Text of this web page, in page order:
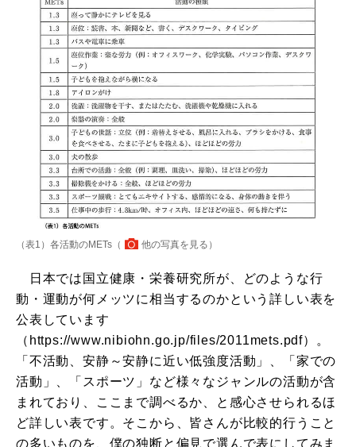
（表1）各活動のMETs（ 他の写真を見る ）
日本では国立健康・栄養研究所が、どのような行
動・運動が何メッツに相当するのかという詳しい表を
公表しています
（https://www.nibiohn.go.jp/files/2011mets.pdf）。
「不活動、安静～安静に近い低強度活動」、「家での
活動」、「スポーツ」など様々なジャンルの活動が含
まれており、ここまで調べるか、と感心させられるほ
ど詳しい表です。そこから、皆さんが比較的行うこと
の多いものを、僕の独断と偏見で選んで表にしてみま